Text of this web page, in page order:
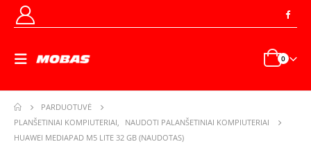
0
PARDUOTUVĖ
PLANŠETINIAI KOMPIUTERIAI,
NAUDOTI PALANŠETINIAI KOMPIUTERIAI
HUAWEI MEDIAPAD M5 LITE 32 GB (NAUDOTAS)